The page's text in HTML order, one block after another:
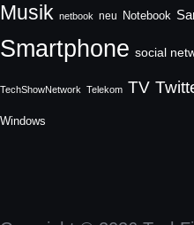
Musik netbook neu Notebook
Smartphone social
TechShowNetwork Telekom TV
Windows